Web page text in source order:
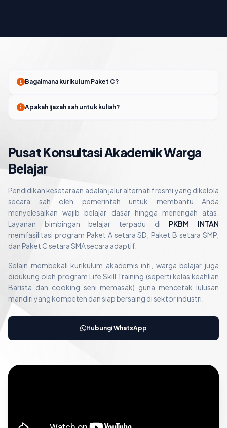
Bagaimana kurikulum Paket C?
Apakah ijazah sah untuk kuliah?
Pusat Konsultasi Akademik Warga
Belajar
Pendidikan kesetaraan adalah jalur alternatif resmi yang dikelola
secara sah oleh pemerintah untuk membantu Anda
menyelesaikan wajib belajar dasar hingga menengah atas.
Layanan bimbingan belajar terpadu di PKBM INTAN
memfasilitasi program Paket A setara SD, Paket B setara SMP,
dan Paket C setara SMA secara adaptif.
Selain membekali kurikulum akademis inti, warga belajar juga
didukung oleh program Life Skill Training (seperti kelas keahlian
Barista dan cooking seni memasak) guna mencetak lulusan
mandiri yang kompeten dan siap bersaing di sektor industri.
Hubungi WhatsApp